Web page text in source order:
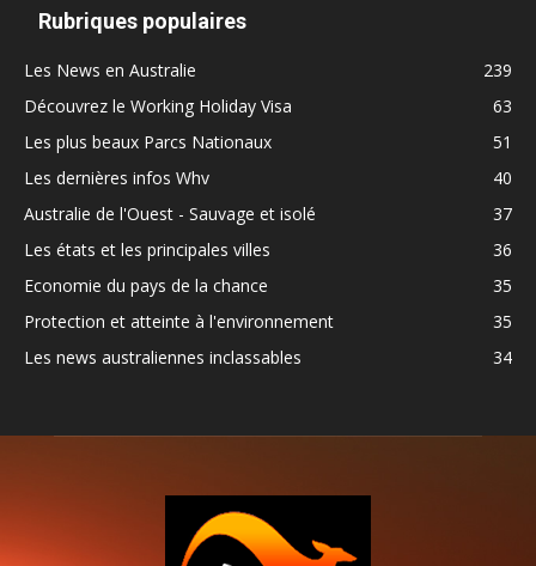
Rubriques populaires
Les News en Australie
239
Découvrez le Working Holiday Visa
63
Les plus beaux Parcs Nationaux
51
Les dernières infos Whv
40
Australie de l'Ouest - Sauvage et isolé
37
Les états et les principales villes
36
Economie du pays de la chance
35
Protection et atteinte à l'environnement
35
Les news australiennes inclassables
34